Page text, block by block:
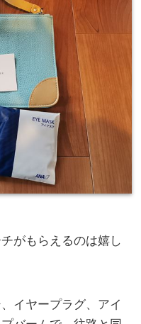
がもらえるのは嬉し
イヤープラグ、アイ